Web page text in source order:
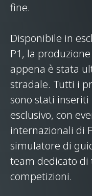
fine.
Disponibile in
P1, la
appena è stata
stradale. Tutti i
sono stati
esclusivo, con
internazionali di
simulatore di
team dedicato di
competizioni.